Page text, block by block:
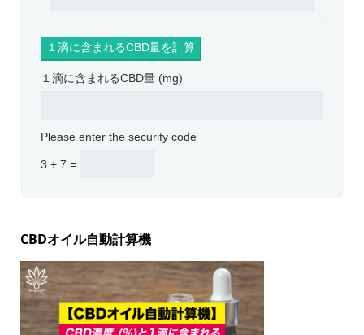
１滴に含まれるCBD量 (mg)
Please enter the security code
3 + 7 =
CBDオイル自動計算機